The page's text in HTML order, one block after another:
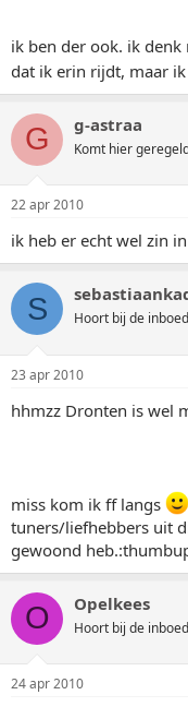
ik ben der ook. ik
dat ik erin rijdt, maar
G g-astraa
Komt hier
22 apr 2010
ik heb er echt wel zin
S Hoort bij de
23 apr 2010
hhmzz Dronten is wel
miss kom ik ff langs
tuners/liefhebbers uit
gewoond
O Opelkees
Hoort bij de
24 apr 2010